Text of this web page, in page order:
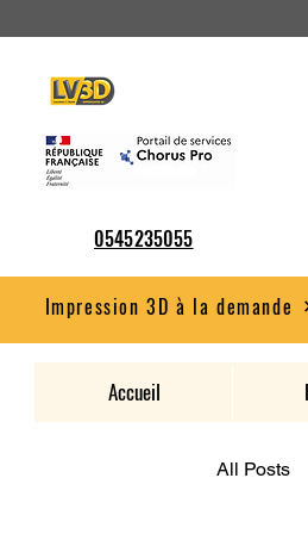
0545235055
Impression 3D à la demande
Accueil
All Posts